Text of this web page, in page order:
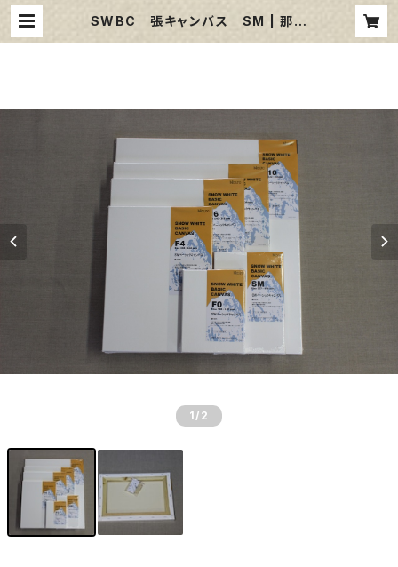
SWBC 張キャンバス SM | 那須
1 /2